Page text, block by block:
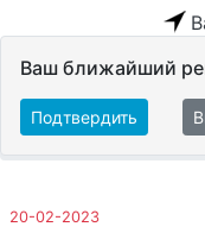
Ваш ближайший
Подтвердить
20-02-2023